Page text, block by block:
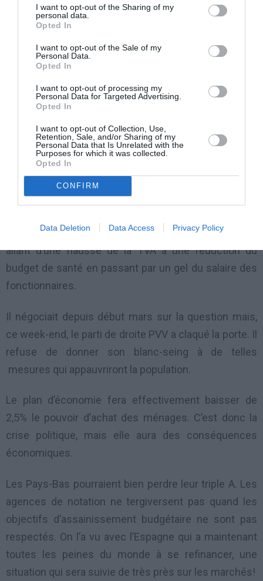
I want to opt-out of the Sharing of my
personal data.
Opted In
I want to opt-out of the Sale of my
Personal Data.
Opted In
I want to opt-out of processing my
Personal Data for Targeted Advertising.
Opted In
I want to opt-out of Collection, Use,
Retention, Sale, and/or Sharing of my
Personal Data that Is Unrelated with the
Purposes for which it was collected.
Opted In
CONFIRM
Data Deletion Data Access Privacy Policy
end. Une situation qui fragilise la politique des Pays-
La crise des dettes souveraines et le nécessaire
retour à l’orthodoxie budgétaire provoque des chutes
de gouvernements en cascade.
Cette fois, c’est le gouvernement minoritaire de Mark
Rutte qui s’effondre. Il doit trouver 16 milliards
d’économie pour revenir à un déficit de 3% du PIB en
2013 afin de rentrer dans les normes du pacte de
stabilité européen.
Le gouvernement a concocté un paquet de mesures,
allant d’une hausse de la TVA à une réduction du
budget de santé en passant par un gel du salaire des
fonctionnaires.
Il négociait depuis début mars sur la question mais,
ce week-end, le parti de droite PVV a claqué la porte. Il
refuse de donner son blanc-seing à de telles
mesures qui appauvriront la population.
Le plan d’économie fera effectivement baisser de
2,5% le pouvoir d’achat des ménages. C’est donc la
crise politique, mais elle aura des conséquences
économiques.
Les Pays-Bas pourraient bien perdre leur triple A. Les
agences de notation ne tergiversent pas quand les
objectifs d’assainissement budgétaire ne sont pas
respectés. On l’a vu avec l’Espagne qui a maintenant
toutes les peines du monde à se refinancer, une
situation qui sera suivie de très près sur les marchés!